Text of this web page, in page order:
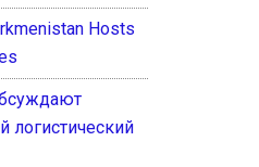
Hosts
логистический